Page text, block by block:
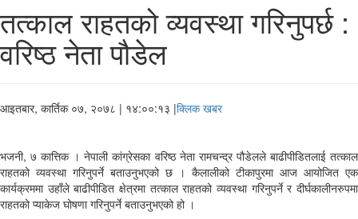
तत्काल राहतको व्यवस्था गरिनुपर्छ :
वरिष्ठ नेता पौडेल
आइतबार, कार्तिक ०७, २०७८ | १४:००:१३ |क्लिक खबर
भजनी, ७ कात्तिक । नेपाली कांग्रेसका वरिष्ठ नेता रामचन्द्र पौडेलले बाढीपीडितलाई तत्काल
राहतको व्यवस्था गरिनुपर्ने बताउनुभएको छ । कैलालीको टीकापुरमा आज आयोजित एक
कार्यक्रममा उहाँले बाढीपीडित क्षेत्रमा तत्काल राहतको व्यवस्था गरिनुपर्ने र दीर्घकालीनरुपमा
राहतको प्याकेज घोषणा गरिनुपर्ने बताउनुभएको हो ।